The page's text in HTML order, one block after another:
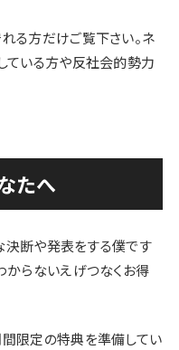
る方だけご覧下さい。ネ
ている方や反社会的勢力
たへ
決断や発表をする僕です
からないえげつなくお得
間限定の特典を準備してい